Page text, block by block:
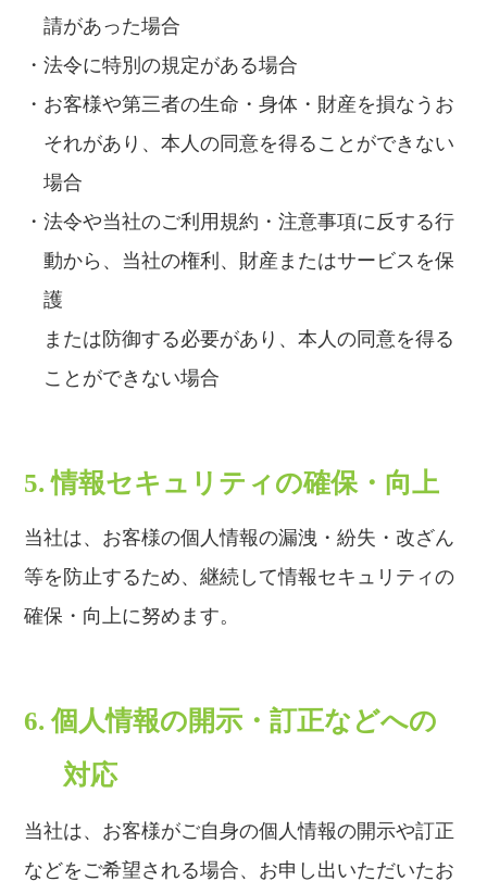
請があった場合
・法令に特別の規定がある場合
・お客様や第三者の生命・身体・財産を損なうお
それがあり、本人の同意を得ることができない
場合
・法令や当社のご利用規約・注意事項に反する行
動から、当社の権利、財産またはサービスを保
護
または防御する必要があり、本人の同意を得る
ことができない場合
5. 情報セキュリティの確保・向上
当社は、お客様の個人情報の漏洩・紛失・改ざん
等を防止するため、継続して情報セキュリティの
確保・向上に努めます。
6. 個人情報の開示・訂正などへの
対応
当社は、お客様がご自身の個人情報の開示や訂正
などをご希望される場合、お申し出いただいたお